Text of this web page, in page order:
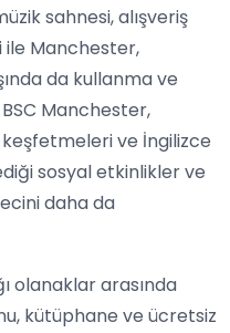
sahnesi, alışveriş
Manchester,
da kullanma ve
Manchester,
ve İngilizce
sosyal etkinlikler ve
daha da
olanaklar arasında
kütüphane ve ücretsiz